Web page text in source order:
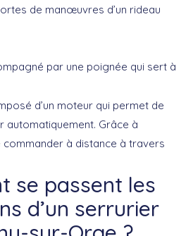
de manœuvres d’un rideau
par une poignée qui sert à
d’un moteur qui permet de
automatiquement. Grâce à
commander à distance à travers
se passent les
d’un serrurier